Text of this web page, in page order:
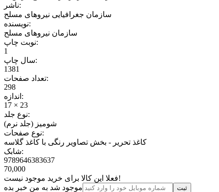
ناشر:
سازمان جغرافیایی نیروهای مسلح
نویسنده:
سازمان نیروهای مسلح
نوبت چاپ:
1
سال چاپ:
1381
تعداد صفحات:
298
اندازه:
17 × 23
نوع جلد:
شومیز (جلد نرم)
نوع صفحات:
کاغذ تحریر - بخش تصاویر رنگی با کاغذ گلاسه
شابک:
9789646383637
70,000
فعلا این کالا برای خرید موجود نیست!
موجود شد به من خبر بده
ثبت‌